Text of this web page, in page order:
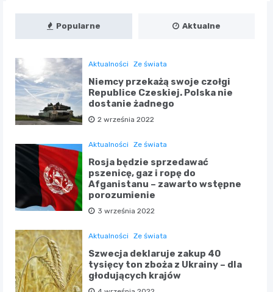
Popularne Aktualne
Aktualności Ze świata
Niemcy przekażą swoje czołgi
Republice Czeskiej. Polska nie
dostanie żadnego
2 września 2022
Aktualności Ze świata
Rosja będzie sprzedawać
pszenicę, gaz i ropę do
Afganistanu – zawarto wstępne
porozumienie
3 września 2022
Aktualności Ze świata
Szwecja deklaruje zakup 40
tysięcy ton zboża z Ukrainy – dla
głodujących krajów